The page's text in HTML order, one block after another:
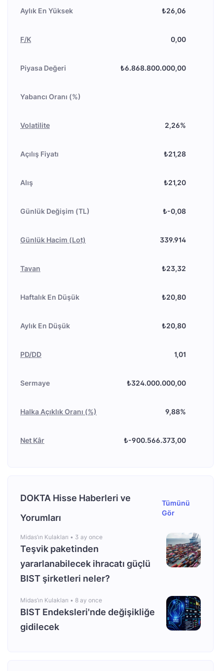
Aylık En Yüksek ₺26,06
F/K 0,00
Piyasa Değeri ₺6.868.800.000,00
Yabancı Oranı (%)
Volatilite 2,26%
Açılış Fiyatı ₺21,28
Alış ₺21,20
Günlük Değişim (TL) ₺-0,08
Günlük Hacim (Lot) 339.914
Tavan ₺23,32
Haftalık En Düşük ₺20,80
Aylık En Düşük ₺20,80
PD/DD 1,01
Sermaye ₺324.000.000,00
Halka Açıklık Oranı (%) 9,88%
Net Kâr ₺-900.566.373,00
DOKTA Hisse Haberleri ve
Yorumları
Tümünü
Gör
Midas’ın Kulakları • 3 ay once
Teşvik paketinden
yararlanabilecek ihracatı güçlü
BIST şirketleri neler?
Midas’ın Kulakları • 8 ay once
BIST Endeksleri'nde değişikliğe
gidilecek